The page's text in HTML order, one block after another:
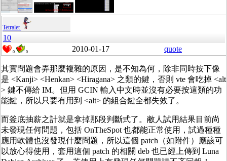
Tetralet
10
0 0 2010-01-17 quote
其實問題會弄那麼複雜的原因，是不知為何，除非同時按下像
是 <Kanji> <Henkan> <Hiragana> 之類的鍵，否則 vte 會吃掉 <alt
> 鍵不傳給 IM。但用 GCIN 輸入中文時並沒有必要按這類的功
能鍵，所以只要有用到 <alt> 的組合鍵全都失效了。
而釜底抽薪之計就是拿掉那段判斷式了。敝人試用結果目前尚
未發現任何問題，包括 OnTheSpot 也都能正常使用，試過種種
應用軟體也沒發現什麼問題，所以這個 patch（如附件）應該可
以放心得使用，套用這個 patch 的相關 deb 也已經上傳到 Luna